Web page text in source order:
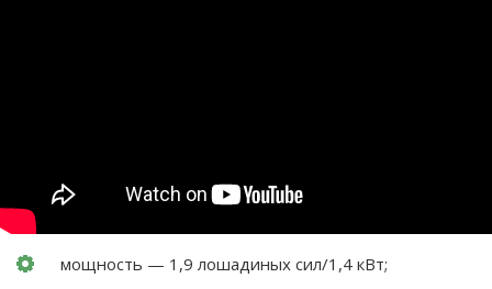
мощность — 1,9 лошадиных сил/1,4 кВт;